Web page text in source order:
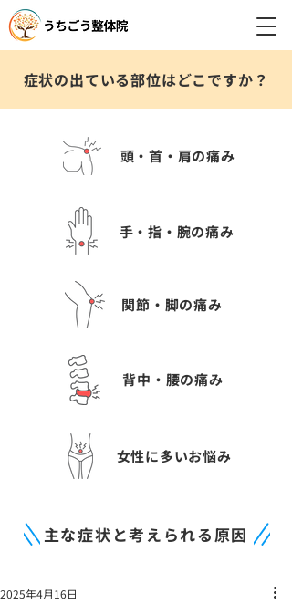
症状の出ている部位はどこですか？
頭・首・肩の痛み
手・指・腕の痛み
関節・脚の痛み
背中・腰の痛み
女性に多いお悩み
主な症状と考えられる原因
2025年4月16日